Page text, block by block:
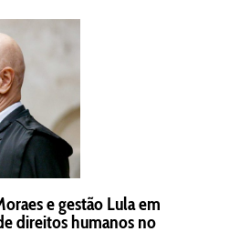
e gestão Lula em
direitos humanos no